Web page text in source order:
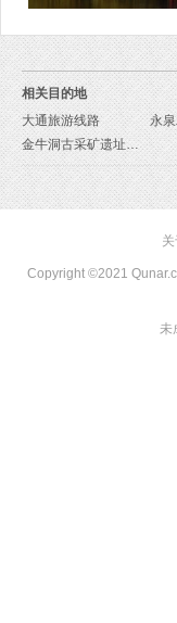
相关目的地
大通旅游线路
永
金牛洞古采矿遗址旅游线路
Copyright ©2021
未